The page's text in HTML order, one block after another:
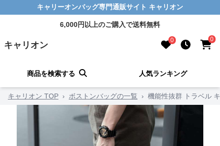
キャリーオンバッグ専門通販サイト キャリオン
6,000円以上のご購入で送料無料
キャリオン 0 0
商品を検索する 人気ランキング
キャリオン TOP › ボストンバッグの一覧 › 機能性抜群 トラベル